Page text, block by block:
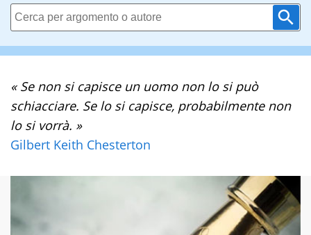
« Se non si capisce un uomo non lo si può
schiacciare. Se lo si capisce, probabilmente non
lo si vorrà. »
Gilbert Keith Chesterton